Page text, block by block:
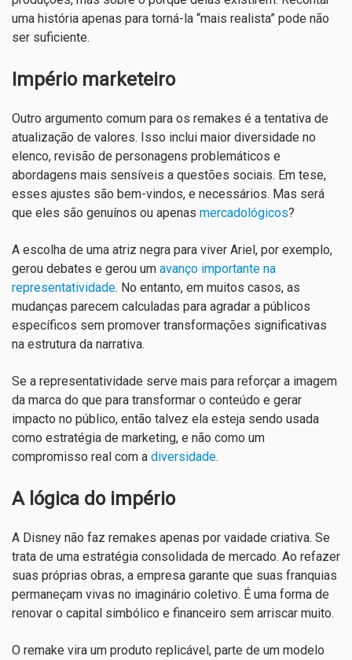
uma história apenas para torná-la “mais realista” pode não
ser suficiente.
Império marketeiro
Outro argumento comum para os remakes é a tentativa de
atualização de valores. Isso inclui maior diversidade no
elenco, revisão de personagens problemáticos e
abordagens mais sensíveis a questões sociais. Em tese,
esses ajustes são bem-vindos, e necessários. Mas será
que eles são genuínos ou apenas mercadológicos?
A escolha de uma atriz negra para viver Ariel, por exemplo,
gerou debates e gerou um avanço importante na
representatividade. No entanto, em muitos casos, as
mudanças parecem calculadas para agradar a públicos
específicos sem promover transformações significativas
na estrutura da narrativa.
Se a representatividade serve mais para reforçar a imagem
da marca do que para transformar o conteúdo e gerar
impacto no público, então talvez ela esteja sendo usada
como estratégia de marketing, e não como um
compromisso real com a diversidade.
A lógica do império
A Disney não faz remakes apenas por vaidade criativa. Se
trata de uma estratégia consolidada de mercado. Ao refazer
suas próprias obras, a empresa garante que suas franquias
permaneçam vivas no imaginário coletivo. É uma forma de
renovar o capital simbólico e financeiro sem arriscar muito.
O remake vira um produto replicável, parte de um modelo